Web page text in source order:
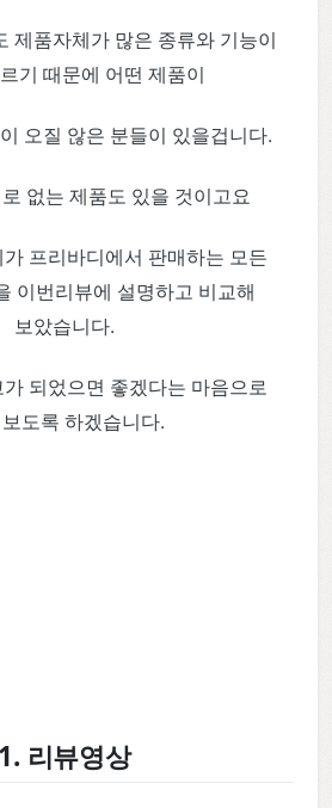
제품자체가 많은 종류와 기능이
기 때문에 어떤 제품이
오질 않은 분들이 있을겁니다.
없는 제품도 있을 것이고요
프리바디에서 판매하는 모든
이번리뷰에 설명하고 비교해
보았습니다.
되었으면 좋겠다는 마음으로
도록 하겠습니다.
1. 리뷰영상